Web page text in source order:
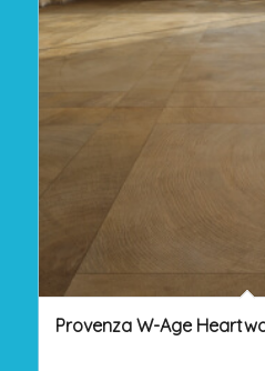
Provenza W-Age